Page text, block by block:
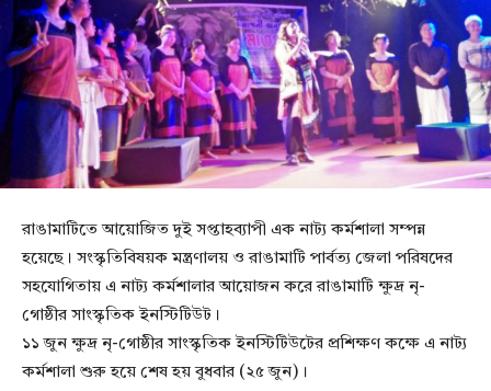
রাঙামাটিতে আয়োজিত দুই সপ্তাহব্যাপী এক নাট্য কর্মশালা সম্পন্ন
হয়েছে। সংস্কৃতিবিষয়ক মন্ত্রণালয় ও রাঙামাটি পার্বত্য জেলা পরিষদের
সহযোগিতায় এ নাট্য কর্মশালার আয়োজন করে রাঙামাটি ক্ষুদ্র নৃ-
গোষ্ঠীর সাংস্কৃতিক ইনস্টিটিউট।
১১ জুন ক্ষুদ্র নৃ-গোষ্ঠীর সাংস্কৃতিক ইনস্টিটিউটের প্রশিক্ষণ কক্ষে এ নাট্য
কর্মশালা শুরু হয়ে শেষ হয় বুধবার (২৫ জুন)।